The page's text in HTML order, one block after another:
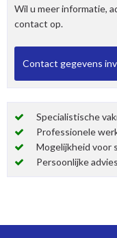
Wil u meer informatie,
contact op.
Specialistische
Professionele
Mogelijkheid voor
Persoonlijke advies